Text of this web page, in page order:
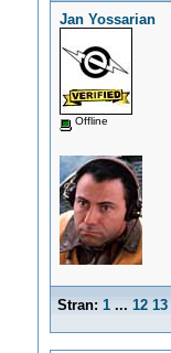
Jan Yossarian
Offline
Stran: 1 ... 12 13